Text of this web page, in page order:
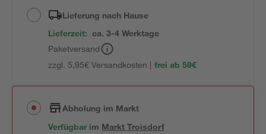
Lieferung nach Hause
Lieferzeit: ca. 3-4 Werktage
Paketversand
zzgl. 5,95€ Versandkosten | frei ab 59€
Abholung im Markt
Verfügbar im MarktTroisdorf